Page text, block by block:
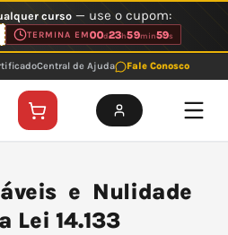
curso— use o cupom:
TERMINA EM00d23h59min59s
Central de Ajuda Fale Conosco
e Nulidade
Lei 14.133